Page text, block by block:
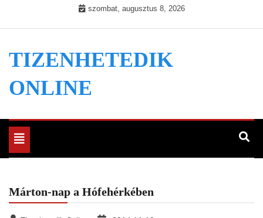
szombat, augusztus 8, 2026
TIZENHETEDIK
ONLINE
Toggle
navigation
Márton-nap a Hófehérkében